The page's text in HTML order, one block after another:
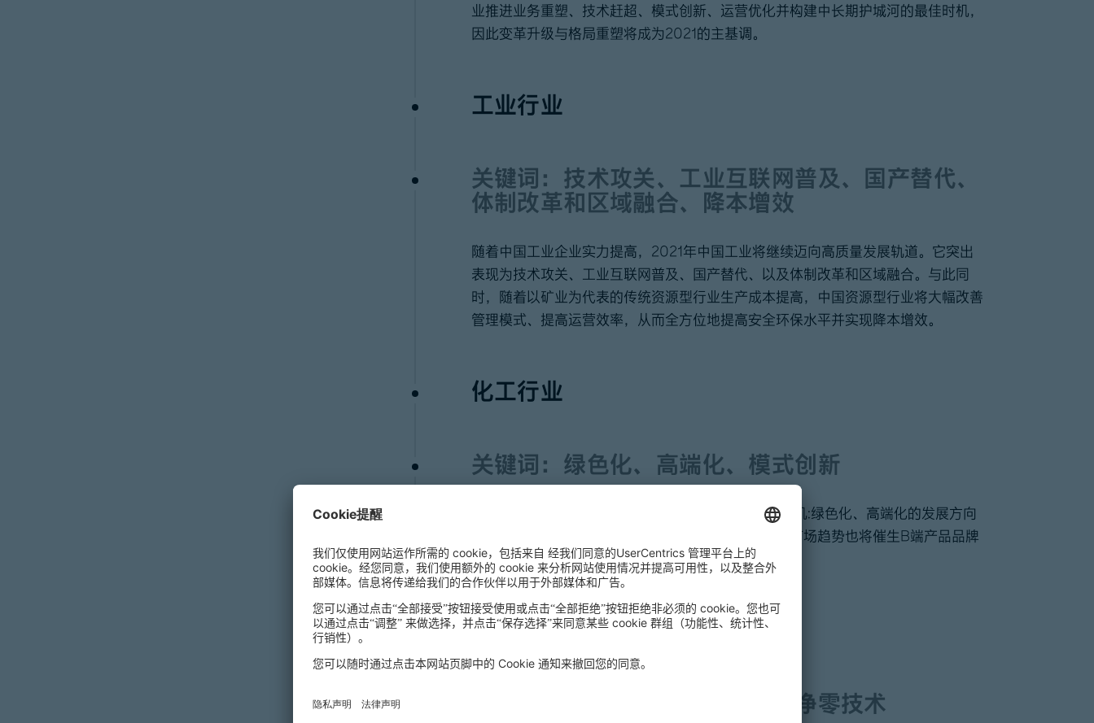
业推进业务重塑、技术赶超、模式创新、运营优化并构建中长期护城河的最佳时机，
因此变革升级与格局重塑将成为2021的主基调。
工业行业
关键词：技术攻关、工业互联网普及、国产替代、
体制改革和区域融合、降本增效
随着中国工业企业实力提高，2021年中国工业将继续迈向高质量发展轨道。它突出
表现为技术攻关、工业互联网普及、国产替代、以及体制改革和区域融合。与此同
时，随着以矿业为代表的传统资源型行业生产成本提高，中国资源型行业将大幅改善
管理模式、提高运营效率，从而全方位地提高安全环保水平并实现降本增效。
化工行业
关键词：绿色化、高端化、模式创新
2021年，后疫情时代的化工产业将迎来新一轮增长契机:绿色化、高端化的发展方向
将为业内企业创造细分领域的新兴机遇，客户导向的市场趋势也将催生B端产品品牌
化等一系列模式创新。
能源行业
低碳电力、能效提升、净零技术